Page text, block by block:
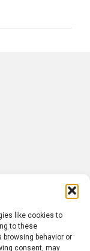
like cookies to
to these
behavior or
consent, may